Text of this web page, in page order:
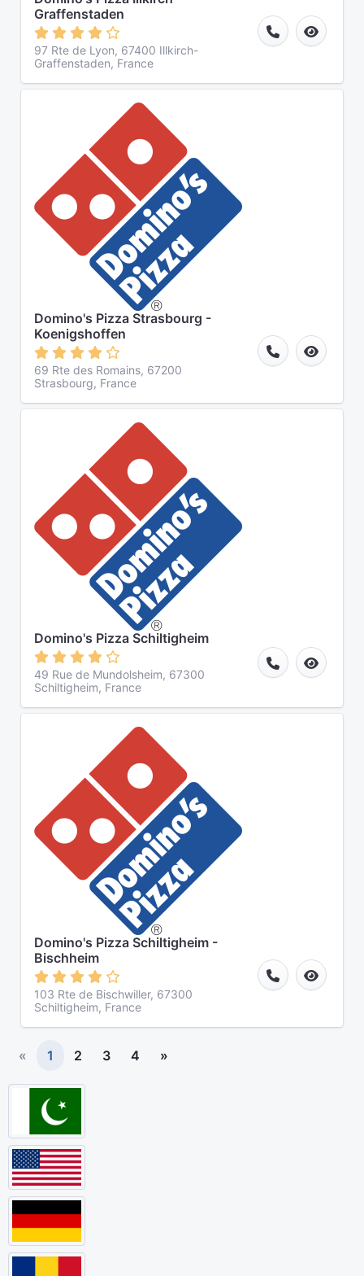
Graffenstaden
97 Rte de Lyon, 67400 Illkirch-
Graffenstaden, France
Domino's Pizza Strasbourg -
Koenigshoffen
69 Rte des Romains, 67200
Strasbourg, France
Domino's Pizza Schiltigheim
49 Rue de Mundolsheim, 67300
Schiltigheim, France
Domino's Pizza Schiltigheim -
Bischheim
103 Rte de Bischwiller, 67300
Schiltigheim, France
« 1 2 3 4 »